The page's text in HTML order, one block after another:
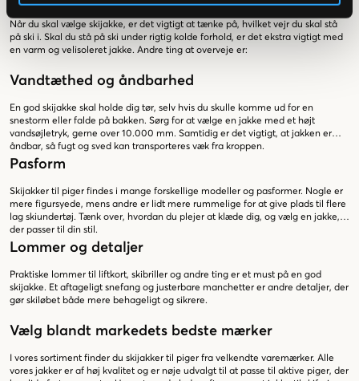
Når du skal vælge skijakke, er det vigtigt at tænke på, hvilket vejr du skal stå
på ski i. Skal du stå på ski under rigtig kolde forhold, er det ekstra vigtigt med
en varm og velisoleret jakke. Andre ting at overveje er:
Vandtæthed og åndbarhed
En god skijakke skal holde dig tør, selv hvis du skulle komme ud for en
snestorm eller falde på bakken. Sørg for at vælge en jakke med et højt
vandsøjletryk, gerne over 10.000 mm. Samtidig er det vigtigt, at jakken er
åndbar, så fugt og sved kan transporteres væk fra kroppen.
Pasform
Skijakker til piger findes i mange forskellige modeller og pasformer. Nogle er
mere figursyede, mens andre er lidt mere rummelige for at give plads til flere
lag skiundertøj. Tænk over, hvordan du plejer at klæde dig, og vælg en jakke,
der passer til din stil.
Lommer og detaljer
Praktiske lommer til liftkort, skibriller og andre ting er et must på en god
skijakke. Et aftageligt snefang og justerbare manchetter er andre detaljer, der
gør skiløbet både mere behageligt og sikrere.
Vælg blandt markedets bedste mærker
I vores sortiment finder du skijakker til piger fra velkendte varemærker. Alle
vores jakker er af høj kvalitet og er nøje udvalgt til at passe til aktive piger, der